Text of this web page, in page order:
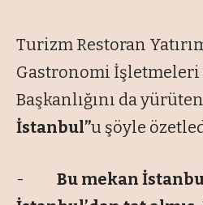
Turizm Restoran
Gastronomi İşletmeleri
Başkanlığını da yürüten
İstanbul”u şöyle
- Bu mekan